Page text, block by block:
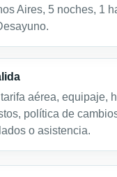
Aires, 5 noches, 1
aérea, equipaje,
política de
o asistencia.